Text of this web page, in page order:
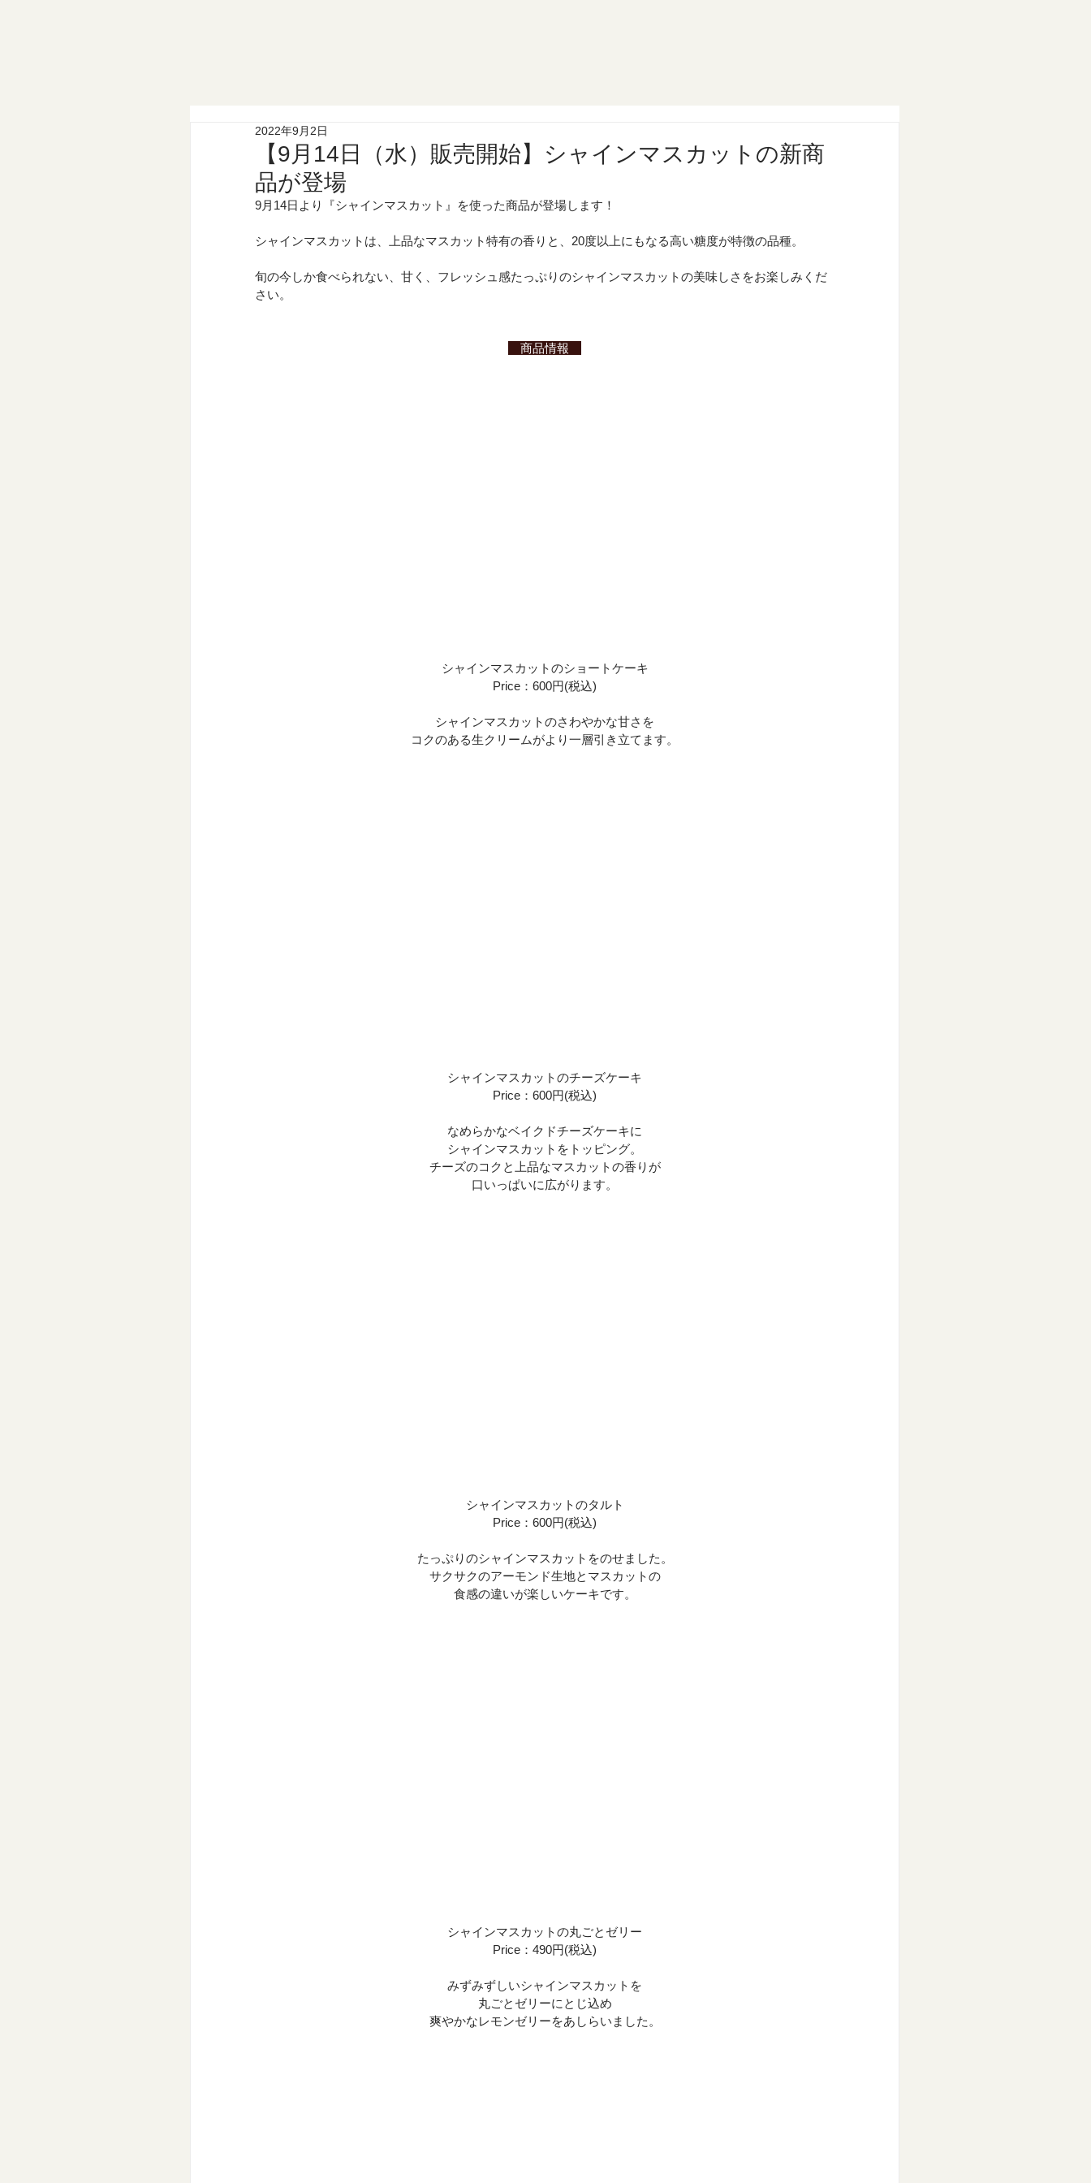
【9月14日（水）販売開始】シャインマスカットの新商
品が登場
2022年9月2日
9月14日より『シャインマスカット』を使った商品が登場します！
シャインマスカットは、上品なマスカット特有の香りと、20度以上にもなる高い糖度が特徴の品種。
旬の今しか食べられない、甘く、フレッシュ感たっぷりのシャインマスカットの美味しさをお楽しみくだ
さい。
商品情報
シャインマスカットのショートケーキ
Price：600円(税込)
シャインマスカットのさわやかな甘さを
コクのある生クリームがより一層引き立てます。
シャインマスカットのチーズケーキ
Price：600円(税込)
なめらかなベイクドチーズケーキに
シャインマスカットをトッピング。
チーズのコクと上品なマスカットの香りが
口いっぱいに広がります。
シャインマスカットのタルト
Price：600円(税込)
たっぷりのシャインマスカットをのせました。
サクサクのアーモンド生地とマスカットの
食感の違いが楽しいケーキです。
シャインマスカットの丸ごとゼリー
Price：490円(税込)
みずみずしいシャインマスカットを
丸ごとゼリーにとじ込め
爽やかなレモンゼリーをあしらいました。